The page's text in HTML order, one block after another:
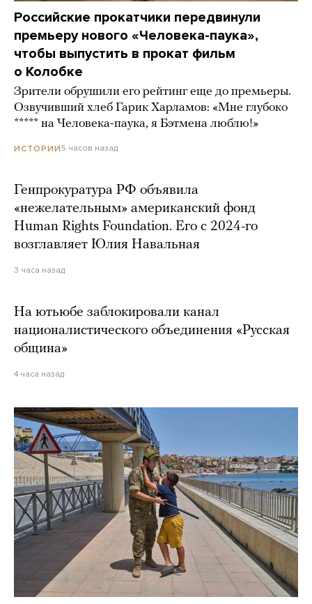
Российские прокатчики передвинули
премьеру нового «Человека-паука»,
чтобы выпустить в прокат фильм
о Колобке
Зрители обрушили его рейтинг еще до премьеры.
Озвучивший хлеб Гарик Харламов: «Мне глубоко
***** на Человека-паука, я Бэтмена люблю!»
ИСТОРИИ 5 часов назад
Генпрокуратура РФ объявила
«нежелательным» американский фонд
Human Rights Foundation. Его с 2024-го
возглавляет Юлия Навальная
3 часа назад
На ютьюбе заблокировали канал
националистического объединения «Русская
община»
4 часа назад